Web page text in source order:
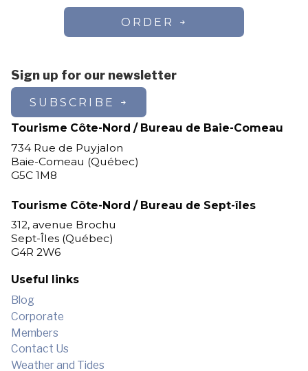
ORDER
Sign up for our newsletter
SUBSCRIBE
Tourisme Côte-Nord / Bureau de Baie-Comeau
734 Rue de Puyjalon
Baie-Comeau (Québec)
G5C 1M8
Tourisme Côte-Nord / Bureau de Sept-îles
312, avenue Brochu
Sept-Îles (Québec)
G4R 2W6
Useful links
Blog
Corporate
Members
Contact Us
Weather and Tides